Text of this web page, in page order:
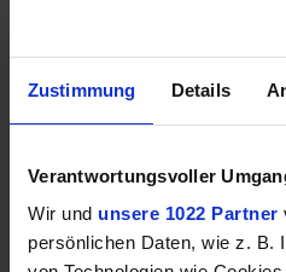
Zustimmung Details
Verantwortungsvoller
Wir und unsere 1022 Partner
persönlichen Daten, wie z. B.
HDMI